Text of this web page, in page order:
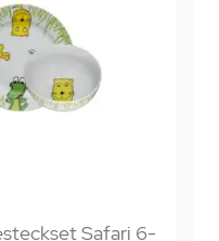
Safari 6-